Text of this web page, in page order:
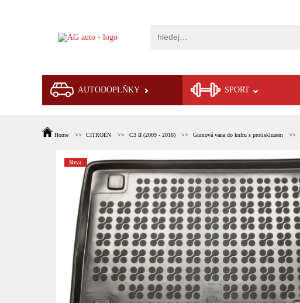
AUTODOPLŇKY SPORT
Home CITROEN C3 II (2009 - 2016) Gumová vana do kufru s protiskluzem
Sleva